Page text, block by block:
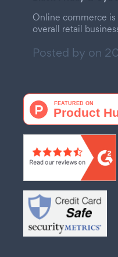
Online commerce
overall retail
Posted by on